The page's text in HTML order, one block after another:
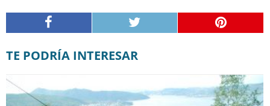
TE PODRÍA INTERESAR